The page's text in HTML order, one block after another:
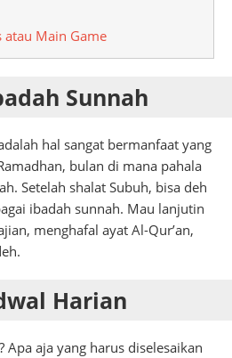
atau Main Game
Sunnah
hal sangat bermanfaat yang
bulan di mana pahala
Setelah shalat Subuh, bisa deh
ibadah sunnah. Mau lanjutin
menghafal ayat Al-Qur’an,
Harian
Apa aja yang harus diselesaikan